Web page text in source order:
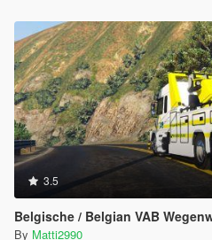
3.5
Belgische / Belgian VAB
By Matti2990